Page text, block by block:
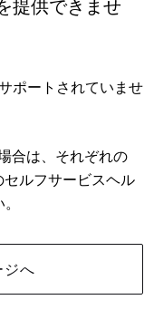
提供できませ
ポートされていませ
合は、それぞれの
ルフサービスヘル
ジへ